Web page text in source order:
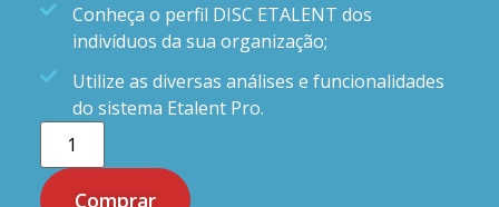
Conheça o perfil DISC ETALENT dos
indivíduos da sua organização;
Utilize as diversas análises e funcionalidades
do sistema Etalent Pro.
Comprar